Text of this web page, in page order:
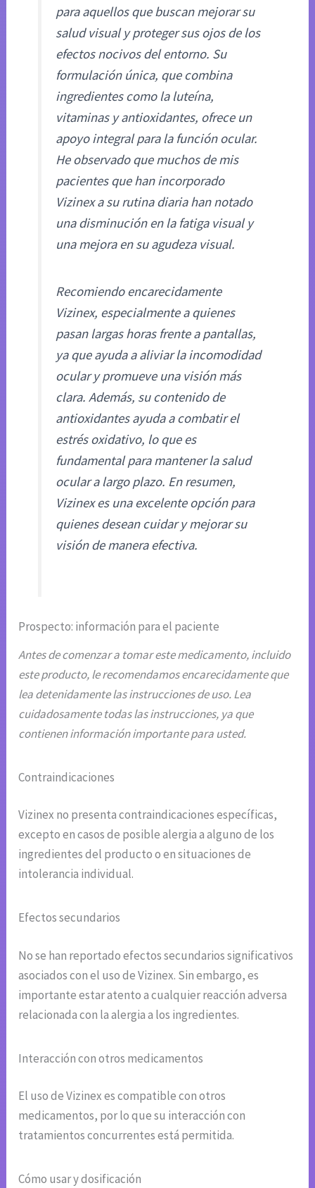
para aquellos que buscan mejorar su
salud visual y proteger sus ojos de los
efectos nocivos del entorno. Su
formulación única, que combina
ingredientes como la luteína,
vitaminas y antioxidantes, ofrece un
apoyo integral para la función ocular.
He observado que muchos de mis
pacientes que han incorporado
Vizinex a su rutina diaria han notado
una disminución en la fatiga visual y
una mejora en su agudeza visual.
Recomiendo encarecidamente
Vizinex, especialmente a quienes
pasan largas horas frente a pantallas,
ya que ayuda a aliviar la incomodidad
ocular y promueve una visión más
clara. Además, su contenido de
antioxidantes ayuda a combatir el
estrés oxidativo, lo que es
fundamental para mantener la salud
ocular a largo plazo. En resumen,
Vizinex es una excelente opción para
quienes desean cuidar y mejorar su
visión de manera efectiva.
Prospecto: información para el paciente
Antes de comenzar a tomar este medicamento, incluido
este producto, le recomendamos encarecidamente que
lea detenidamente las instrucciones de uso. Lea
cuidadosamente todas las instrucciones, ya que
contienen información importante para usted.
Contraindicaciones
Vizinex no presenta contraindicaciones específicas,
excepto en casos de posible alergia a alguno de los
ingredientes del producto o en situaciones de
intolerancia individual.
Efectos secundarios
No se han reportado efectos secundarios significativos
asociados con el uso de Vizinex. Sin embargo, es
importante estar atento a cualquier reacción adversa
relacionada con la alergia a los ingredientes.
Interacción con otros medicamentos
El uso de Vizinex es compatible con otros
medicamentos, por lo que su interacción con
tratamientos concurrentes está permitida.
Cómo usar y dosificación